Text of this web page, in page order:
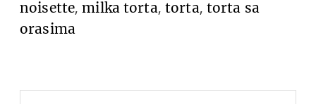
noisette,milka torta,torta, torta sa
orasima